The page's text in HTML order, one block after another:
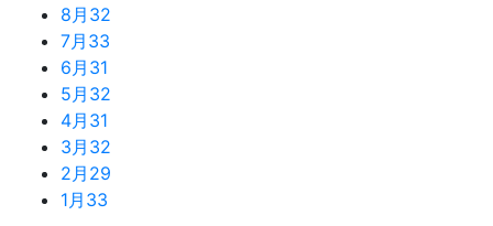
8月 32
7月 33
6月 31
5月 32
4月 31
3月 32
2月 29
1月 33